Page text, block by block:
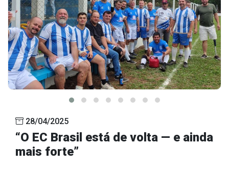
28/04/2025
“O EC Brasil está de volta — e ainda
mais forte”